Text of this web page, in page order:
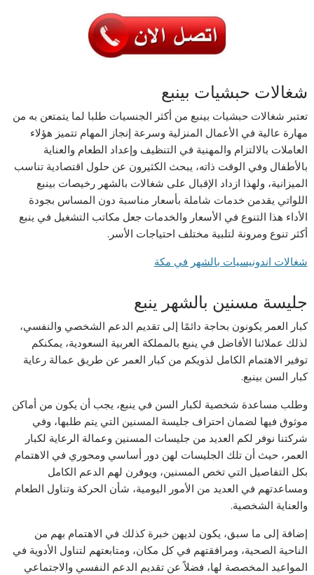
شغالات حبشيات بينبع
تعتبر شغالات حبشيات بينبع من أكثر الجنسيات طلبا لما يتمتعن به من
مهارة عالية في الأعمال المنزلية وسرعة إنجاز المهام تتميز هؤلاء
العاملات بالالتزام والمهنية في التنظيف وإعداد الطعام والعناية
بالأطفال وفي الوقت ذاته، يبحث الكثيرون عن حلول اقتصادية تناسب
الميزانية، ولهذا ازداد الإقبال على شغالات بالشهر رخيصات بينبع
اللواتي يقدمن خدمات شاملة بأسعار مناسبة دون المساس بجودة
الأداء هذا التنوع في الأسعار والخدمات جعل مكاتب التشغيل في ينبع
أكثر تنوع ومرونة لتلبية مختلف احتياجات الأسر.
شغالات اندونيسيات بالشهر في مكة
جليسة مسنين بالشهر ينبع
كبار العمر يكونون بحاجة دائمًا إلى تقديم الدعم الشخصي والنفسي،
لذلك عملائنا الأفاضل في ينبع بالمملكة العربية السعودية، يمكنكم
توفير الاهتمام الكامل لذويكم من كبار العمر عن طريق عمالة رعاية
كبار السن بينبع.
وطلب مساعدة شخصية لكبار السن في ينبع، يجب أن يكون من أماكن
موثوق فيها لضمان احتراف جليسة المسنين التي يتم طلبها، وفي
شركتنا نوفر لكم العديد من جليسات المسنين وعمالة الرعاية لكبار
العمر، حيث أن تلك الجليسات لهن دور أساسي ومحوري في الاهتمام
بكل التفاصيل التي تخص المسنين، ويوفرن لهم الدعم الكامل
ومساعدتهم في العديد من الأمور اليومية، شأن الحركة وتناول الطعام
والعناية الشخصية.
إضافة إلى ما سبق، يكون لديهن خبرة كذلك في الاهتمام بهم من
الناحية الصحية، ومرافقتهم في كل مكان، ومتابعتهم لتناول الأدوية في
المواعيد المخصصة لها، فضلاً عن تقديم الدعم النفسي والاجتماعي